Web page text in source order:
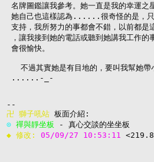
名牌圖鑑讓我參考。她一直是我的幸運之
她自己也這樣認為......很奇怪的是，
支持，我所努力的事都會不錯，以前都是
，讓我接到她的電話或聽到她講我工作的
會很愉快。
不過其實她是有目地的，要叫我幫她帶
......-_-
卍 獅子吼站
⊙ 禪與靜坐板
◆ 修改: 05/09/27 10:53:11